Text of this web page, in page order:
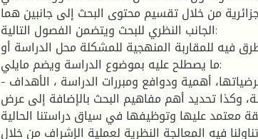
من خلال تقسيم محتوى البحث إلى جانبين هما:
الجانب النظري للبحث ويتضمن الفصول التالية:
فيه للمقاربة المنهجية للمشكلة محل الدراسة أو
ما يصطلح عليه بموضوع الدراسة ويضم مايلي:
- تحديد مشكلة الدراسة وفرضياتها، أهمية ودوافع ومبررات الدراسة ، الأهداف
وكذا تحديد أهم مفاهيم البحث بالإضافة إلى عرض
معتمد عليها وتوظيفها في سياق دراستنا الحالية.
فيه المعالجة النظرية لعملية الإشراف من خلال